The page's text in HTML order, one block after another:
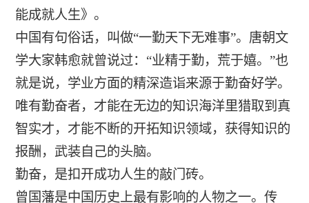
能成就人生》。
中国有句俗话，叫做“一勤天下无难事”。唐朝文
学大家韩愈就曾说过：“业精于勤，荒于嬉。”也
就是说，学业方面的精深造诣来源于勤奋好学。
唯有勤奋者，才能在无边的知识海洋里猎取到真
智实才，才能不断的开拓知识领域，获得知识的
报酬，武装自己的头脑。
勤奋，是扣开成功人生的敲门砖。
曾国藩是中国历史上最有影响的人物之一。传